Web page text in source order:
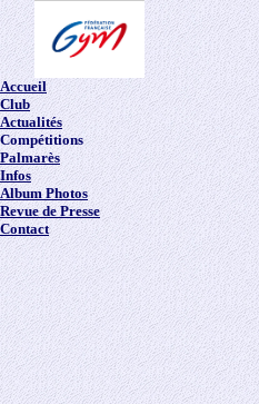
Accueil
Club
Actualités
Compétitions
Palmarès
Infos
Album Photos
Revue de Presse
Contact